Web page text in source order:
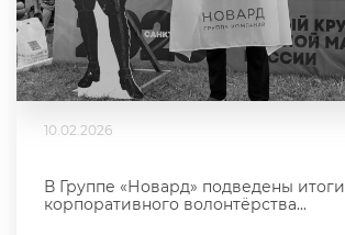
10.02.2026
В Группе «Новард» подведены итоги
корпоративного волонтёрства...